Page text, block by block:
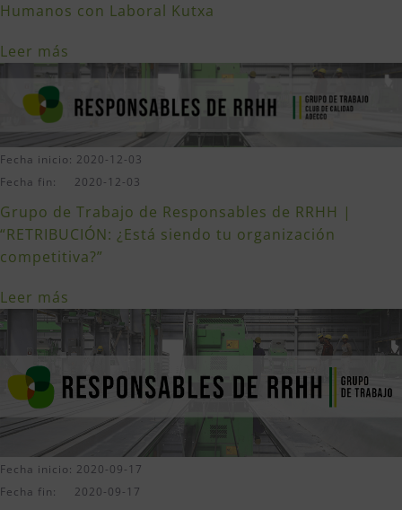
Humanos con Laboral Kutxa
Leer más
Fecha inicio: 2020-12-03
Fecha fin: 2020-12-03
Grupo de Trabajo de Responsables de RRHH |
“RETRIBUCIÓN: ¿Está siendo tu organización
competitiva?”
Leer más
Fecha inicio: 2020-09-17
Fecha fin: 2020-09-17